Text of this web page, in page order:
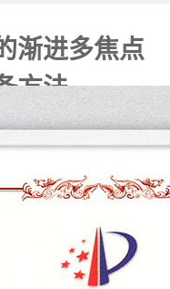
渐进多焦点
方法